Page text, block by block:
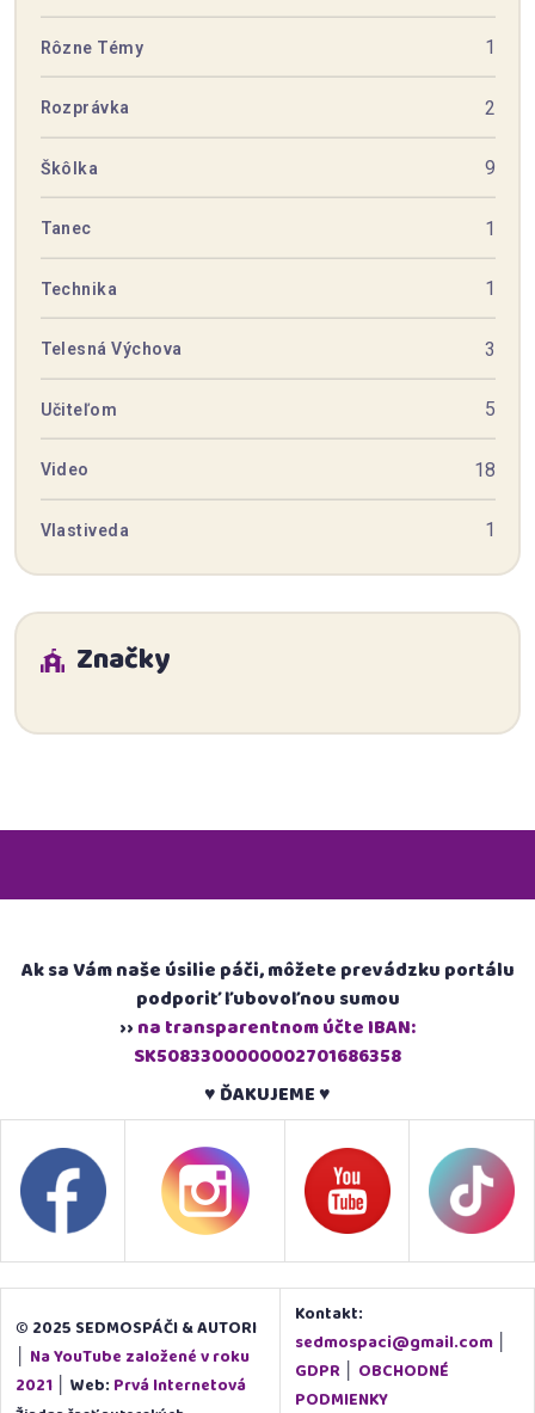
Rôzne Témy 1
Rozprávka 2
Škôlka 9
Tanec 1
Technika 1
Telesná Výchova 3
Učiteľom 5
Video 18
Vlastiveda 1
Značky
Ak sa Vám naše úsilie páči, môžete prevádzku portálu
podporiť ľubovoľnou sumou
›› na transparentnom účte IBAN:
SK5083300000002701686358
♥ ĎAKUJEME ♥
© 2025 SEDMOSPÁČI & AUTORI
Na YouTube založené v roku
2021 │ Web: Prvá Internetová
Kontakt:
sedmospaci@gmail.com
GDPR
OBCHODNÉ
PODMIENKY